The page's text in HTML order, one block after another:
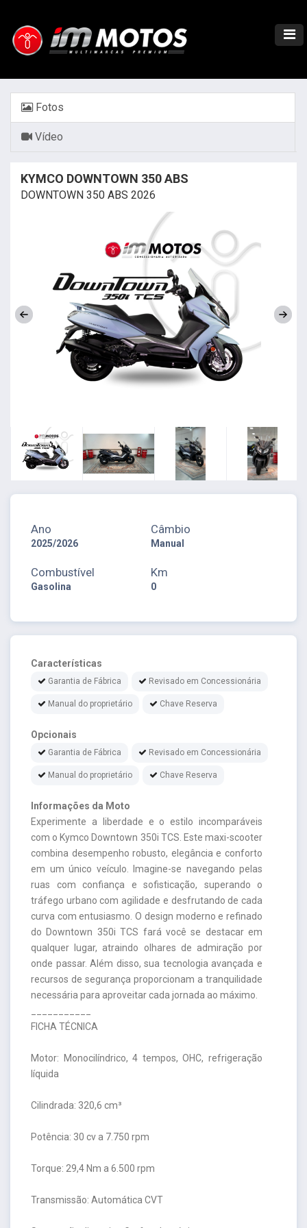
Fotos
Vídeo
KYMCO DOWNTOWN 350 ABS
DOWNTOWN 350 ABS 2026
Ano
2025/2026
Câmbio
Manual
Combustível
Gasolina
Km
0
Características
Garantia de Fábrica Revisado em Concessionária
Manual do proprietário Chave Reserva
Opcionais
Garantia de Fábrica Revisado em Concessionária
Manual do proprietário Chave Reserva
Informações da Moto
Experimente a liberdade e o estilo incomparáveis
com o Kymco Downtown 350i TCS. Este maxi-scooter
combina desempenho robusto, elegância e conforto
em um único veículo. Imagine-se navegando pelas
ruas com confiança e sofisticação, superando o
tráfego urbano com agilidade e desfrutando de cada
curva com entusiasmo. O design moderno e refinado
do Downtown 350i TCS fará você se destacar em
qualquer lugar, atraindo olhares de admiração por
onde passar. Além disso, sua tecnologia avançada e
recursos de segurança proporcionam a tranquilidade
necessária para aproveitar cada jornada ao máximo.
FICHA TÉCNICA
Motor: Monocilíndrico, 4 tempos, OHC, refrigeração
líquida
Cilindrada: 320,6 cm³
Potência: 30 cv a 7.750 rpm
Torque: 29,4 Nm a 6.500 rpm
Transmissão: Automática CVT